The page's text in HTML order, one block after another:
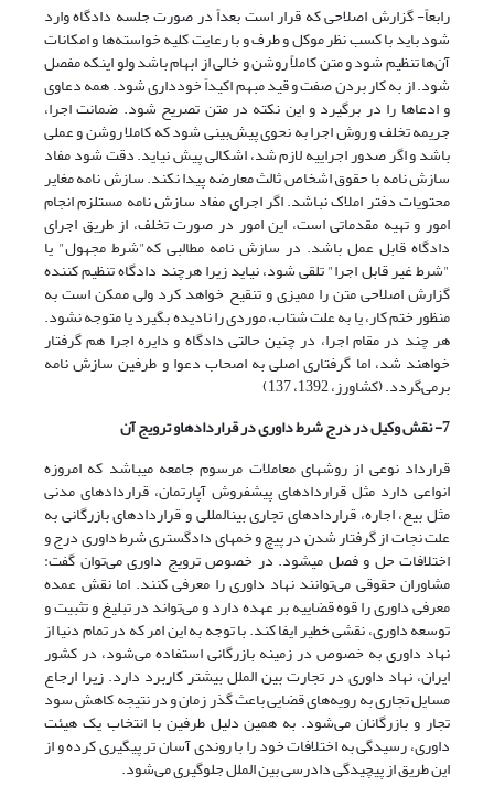
رابعاً- گزارش اصلاحی که قرار است بعداً در صورت جلسه دادگاه وارد
شود باید با کسب نظر موکل و طرف و با رعایت کلیه خواسته‌ها و امکانات
آن‌ها تنظیم شود و متن کاملاً روشن و خالی از ابهام باشد ولو اینکه مفصل
شود. از به کار بردن صفت و قید مبهم اکیداً خودداری شود. همه دعاوی
و ادعاها را در برگیرد و این نکته در متن تصریح شود. ضمانت اجرا،
جریمه تخلف و روش اجرا به نحوی پیش‌بینی شود که کاملا روشن و عملی
باشد و اگر صدور اجراییه لازم شد، اشکالی پیش نیاید. دقت شود مفاد
سازش نامه با حقوق اشخاص ثالث معارضه پیدا نکند. سازش نامه مغایر
محتویات دفتر املاک نباشد. اگر اجرای مفاد سازش نامه مستلزم انجام
امور و تهیه مقدماتی است، این امور در صورت تخلف، از طریق اجرای
دادگاه قابل عمل باشد. در سازش نامه مطالبی که"شرط مجهول" یا
"شرط غیر قابل اجرا" تلقی شود، نیاید زیرا هرچند دادگاه تنظیم کننده
گزارش اصلاحی متن را ممیزی و تنقیح خواهد کرد ولی ممکن است به
منظور ختم کار، یا به علت شتاب، موردی را نادیده بگیرد یا متوجه نشود.
هر چند در مقام اجرا، در چنین حالتی دادگاه و دایره اجرا هم گرفتار
خواهند شد، اما گرفتاری اصلی به اصحاب دعوا و طرفین سازش نامه
برمی‌گردد. (کشاورز، 1392، 137)
7- نقش وکیل در درج شرط داوری در قراردادها
و ترویج آن
قرارداد نوعی از روشهای معاملات مرسوم جامعه می­باشد که امروزه
انواعی دارد مثل قراردادهای پیش­فروش آپارتمان، قراردادهای مدنی
مثل بیع، اجاره، قراردادهای تجاری بین­المللی و قراردادهای بازرگانی به
علت نجات از گرفتار شدن در پیچ و خم­های دادگستری شرط داوری درج و
اختلافات حل و فصل می­شود. در خصوص ترویج داوری می‌‌‌توان گفت:
مشاوران حقوقی می‌‌‌توانند نهاد داوری را معرفی کنند. اما نقش عمده
معرفی داوری را قوه قضاییه بر عهده دارد و می‌‌‌تواند در تبلیغ و تثبیت و
توسعه داوری، نقشی خطیر ایفا کند. با توجه به این امر که در تمام دنیا از
نهاد داوری به خصوص در زمینه بازرگانی استفاده می‌‌‌شود، در کشور
ایران، نهاد داوری در تجارت بین الملل بیشتر کاربرد دارد. زیرا ارجاع
مسایل تجاری به رویه‌های قضایی باعث گذر زمان و در نتیجه کاهش سود
تجار و بازرگانان می‌‌‌شود. به همین دلیل طرفین با انتخاب یک هیئت
داوری، رسیدگی به اختلافات خود را با روندی آسان تر پیگیری کرده و از
این طریق از پیچیدگی دادرسی بین الملل جلوگیری می‌‌‌شود.